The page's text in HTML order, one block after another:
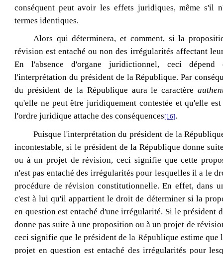
conséquent peut avoir les effets juridiques, même s'il
termes identiques.
Alors qui déterminera, et comment, si la
révision est entaché ou non des irrégularités affectant
En l'absence d'organe juridictionnel, ceci dépend
l'interprétation du président de la République. Par
du président de la République aura le caractère
qu'elle ne peut être juridiquement contestée et qu'elle
l'ordre juridique attache des conséquences[16].
Puisque l'interprétation du président de la
incontestable, si le président de la République donne
ou à un projet de révision, ceci signifie que cette
n'est pas entaché des irrégularités pour lesquelles il a le
procédure de révision constitutionnelle. En effet, dans
c'est à lui qu'il appartient le droit de déterminer si la
en question est entaché d'une irrégularité. Si le président
donne pas suite à une proposition ou à un projet de
ceci signifie que le président de la République estime
projet en question est entaché des irrégularités pour